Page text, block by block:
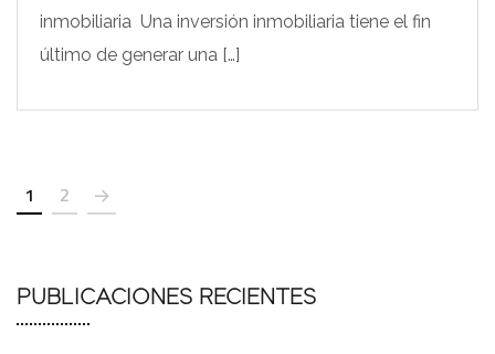
inmobiliaria Una inversión inmobiliaria tiene el fin
último de generar una […]
1 2
PUBLICACIONES RECIENTES